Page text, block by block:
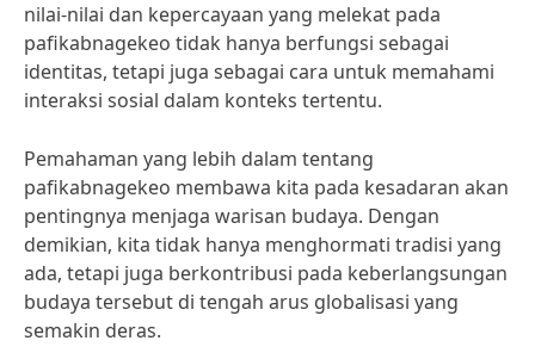
nilai-nilai dan kepercayaan yang melekat pada
pafikabnagekeo tidak hanya berfungsi sebagai
identitas, tetapi juga sebagai cara untuk memahami
interaksi sosial dalam konteks tertentu.
Pemahaman yang lebih dalam tentang
pafikabnagekeo membawa kita pada kesadaran akan
pentingnya menjaga warisan budaya. Dengan
demikian, kita tidak hanya menghormati tradisi yang
ada, tetapi juga berkontribusi pada keberlangsungan
budaya tersebut di tengah arus globalisasi yang
semakin deras.